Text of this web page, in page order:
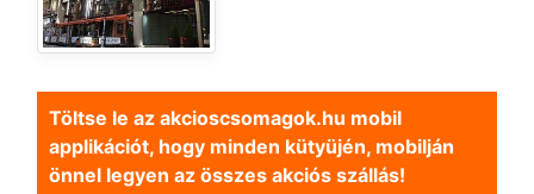
Töltse le az akcioscsomagok.hu mobil
applikációt, hogy minden kütyüjén, mobilján
önnel legyen az összes akciós szállás!